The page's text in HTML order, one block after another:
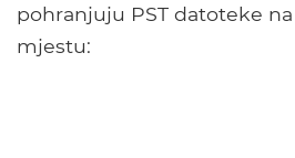
pohranjuju PST datoteke
mjestu: